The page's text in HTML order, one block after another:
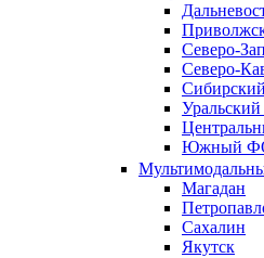
Северо-
Северо-
Южный
Магадан
Сахалин
Якутск